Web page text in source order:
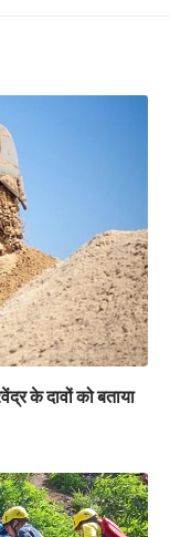
के दावों को बताया